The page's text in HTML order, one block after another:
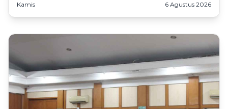
Kabupaten Rote Ndao pada S
Kamis 6 Agustus 2026